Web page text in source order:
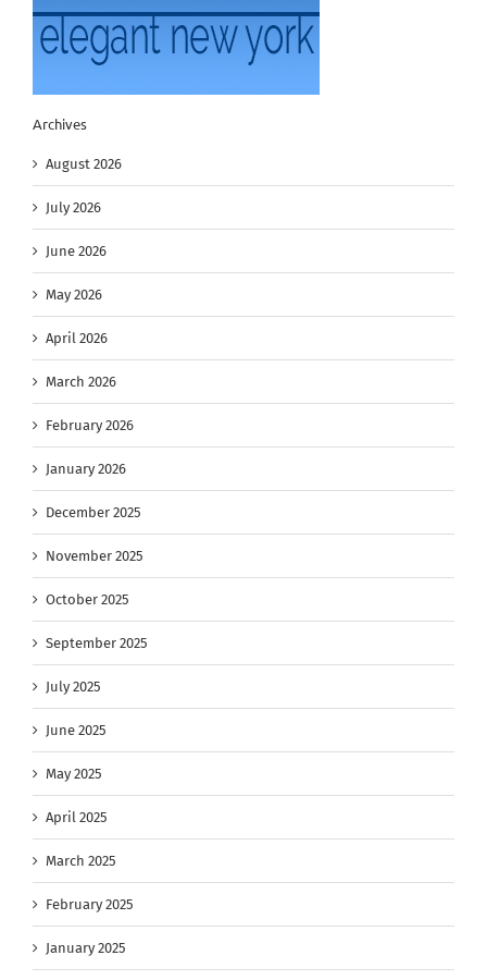
Archives
August 2026
July 2026
June 2026
May 2026
April 2026
March 2026
February 2026
January 2026
December 2025
November 2025
October 2025
September 2025
July 2025
June 2025
May 2025
April 2025
March 2025
February 2025
January 2025